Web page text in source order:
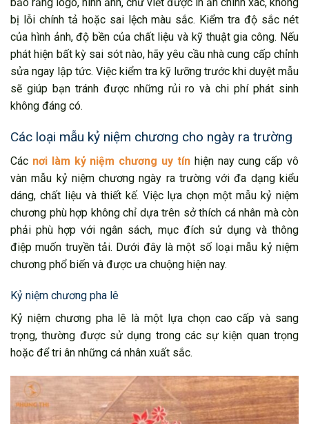
bị lỗi chính tả hoặc sai lệch màu sắc. Kiểm tra độ sắc nét
của hình ảnh, độ bền của chất liệu và kỹ thuật gia công. Nếu
phát hiện bất kỳ sai sót nào, hãy yêu cầu nhà cung cấp chỉnh
sửa ngay lập tức. Việc kiểm tra kỹ lưỡng trước khi duyệt mẫu
sẽ giúp bạn tránh được những rủi ro và chi phí phát sinh
không đáng có.
Các loại mẫu kỷ niệm chương cho ngày ra trường
Các nơi làm kỷ niệm chương uy tínhiện nay cung cấp vô
vàn mẫu kỷ niệm chương ngày ra trường với đa dạng kiểu
dáng, chất liệu và thiết kế. Việc lựa chọn một mẫu kỷ niệm
chương phù hợp không chỉ dựa trên sở thích cá nhân mà còn
phải phù hợp với ngân sách, mục đích sử dụng và thông
điệp muốn truyền tải. Dưới đây là một số loại mẫu kỷ niệm
chương phổ biến và được ưa chuộng hiện nay.
Kỷ niệm chương pha lê
Kỷ niệm chương pha lê là một lựa chọn cao cấp và sang
trọng, thường được sử dụng trong các sự kiện quan trọng
hoặc để tri ân những cá nhân xuất sắc.